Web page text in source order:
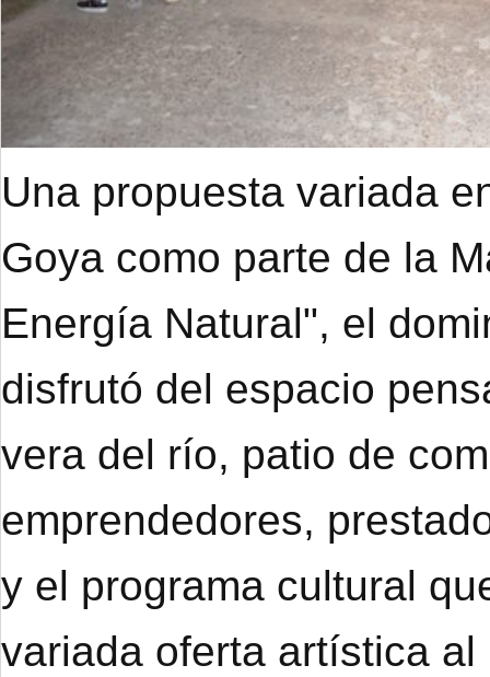
Una propuesta variada
Goya como parte de la
Energía Natural", el
disfrutó del espacio
vera del río, patio de
emprendedores,
y el programa cultural
variada oferta artística